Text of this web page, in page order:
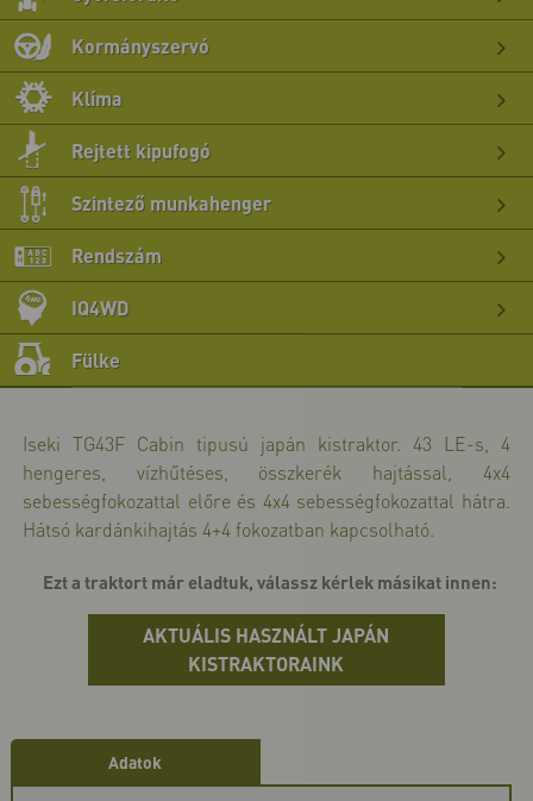
>>
>>
Kormányszervó
>>
Klíma
>>
Rejtett kipufogó
>>
Szintező munkahenger
>>
Rendszám
IQ4WD
Fülke
Iseki TG43F Cabin tipusú japán kistraktor. 43 LE-s, 4
hengeres, vízhűtéses, összkerék hajtással, 4x4
sebességfokozattal előre és 4x4 sebességfokozattal hátra.
Hátsó kardánkihajtás 4+4 fokozatban kapcsolható.
Ezt a traktort már eladtuk, válassz kérlek másikat innen:
AKTUÁLIS HASZNÁLT JAPÁN
KISTRAKTORAINK
Adatok